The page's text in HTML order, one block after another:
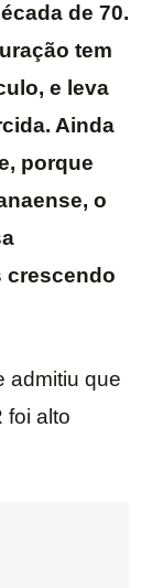
de 70.
tem
e leva
Ainda
porque
o
crescendo
admitiu que
foi alto